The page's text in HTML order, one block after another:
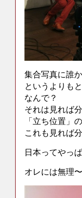
集合写真に誰
というよりも
なんで？
それは見れば
「立ち位置」
これも見れば
日本ってやっ
オレには無理〜